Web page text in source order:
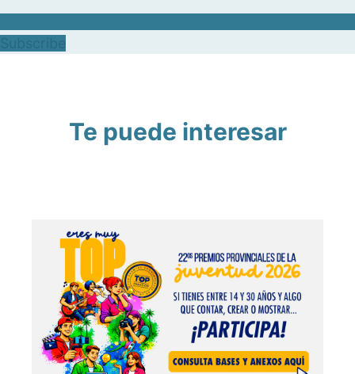
Te puede interesar